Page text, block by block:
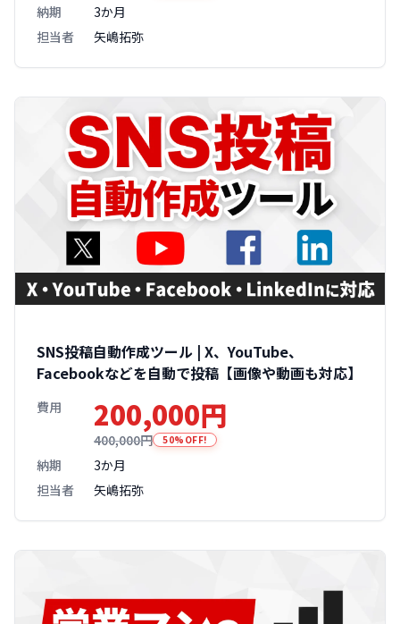
納期
3か月
担当者
矢嶋拓弥
SNS投稿自動作成ツール | X、YouTube、
Facebookなどを自動で投稿【画像や動画も対応】
費用 200,000円
400,000円 50%OFF!
納期
3か月
担当者
矢嶋拓弥